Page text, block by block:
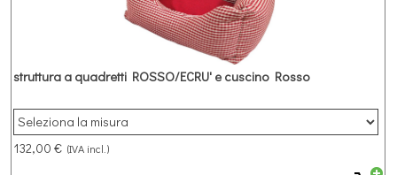
struttura a quadretti ROSSO/ECRU' e cuscino Rosso
132,00 € (IVA incl.)